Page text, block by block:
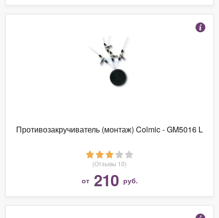
Противозакручиватель (монтаж) Colmic - GM5016 L
(Отзывы 10)
от 210 руб.